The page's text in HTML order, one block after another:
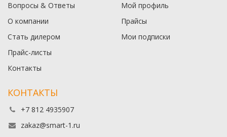
Вопросы & Ответы
О компании
Стать дилером
Прайс-листы
Контакты
Мой профиль
Прайсы
Мои подписки
КОНТАКТЫ
+7 812 4935907
zakaz@smart-1.ru